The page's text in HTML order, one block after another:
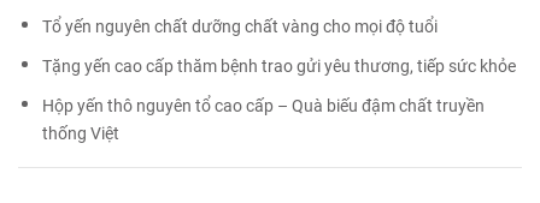
Tổ yến nguyên chất dưỡng chất vàng cho mọi độ tuổi
Tặng yến cao cấp thăm bệnh trao gửi yêu thương, tiếp sức khỏe
Hộp yến thô nguyên tổ cao cấp – Quà biếu đậm chất truyền
thống Việt